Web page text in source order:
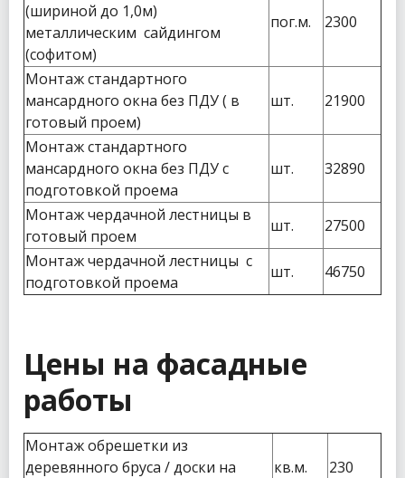
(шириной до 1,0м)
металлическим сайдингом
(софитом)
пог.м. 2300
Монтаж стандартного
мансардного окна без ПДУ ( в
готовый проем)
шт. 21900
Монтаж стандартного
мансардного окна без ПДУ с
подготовкой проема
шт. 32890
Монтаж чердачной лестницы в
готовый проем
шт.
27500
Монтаж чердачной лестницы с
подготовкой проема
шт. 46750
Цены на фасадные
работы
Монтаж обрешетки из
деревянного бруса / доски на
кв.м. 230